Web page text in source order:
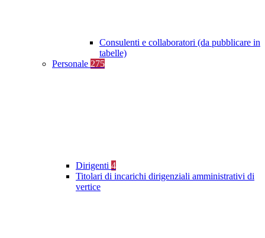
Consulenti e collaboratori (da pubblicare in
tabelle)
Personale 275
Dirigenti 4
Titolari di incarichi dirigenziali amministrativi di
vertice